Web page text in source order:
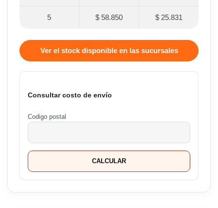
5 $ 58.850 $ 25.831
Ver el stock disponible en las sucursales
Consultar costo de envío
Codigo postal
CALCULAR